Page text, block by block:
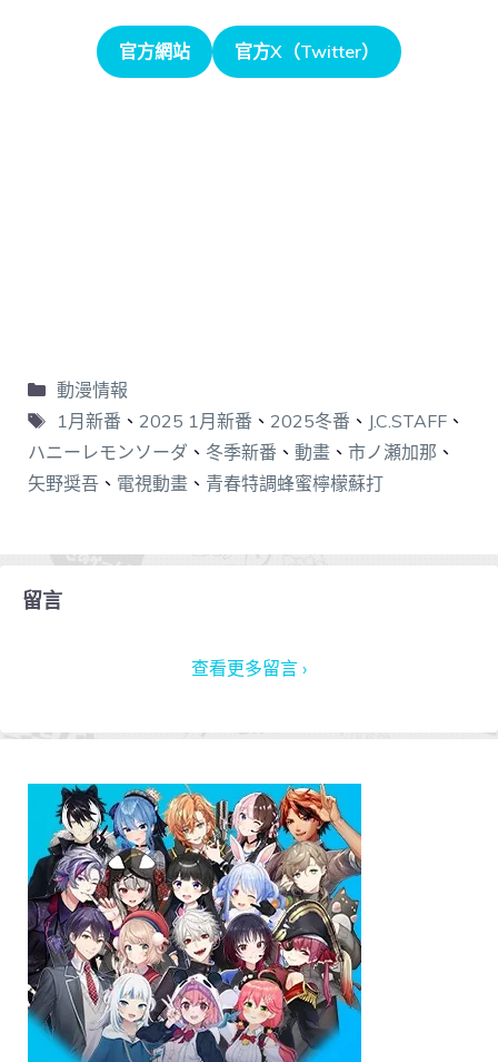
官方網站 官方X（Twitter）
動漫情報
1月新番 、 2025 1月新番 、 2025冬番 、 J.C.STAFF、
ハニーレモンソーダ 、 冬季新番 、 動畫 、 市ノ瀬加那 、
矢野奨吾 、 電視動畫 、 青春特調蜂蜜檸檬蘇打
留言
查看更多留言 ›